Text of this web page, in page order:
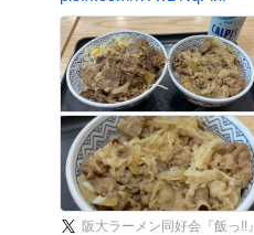
阪大ラーメン同好会『飯っ!!』